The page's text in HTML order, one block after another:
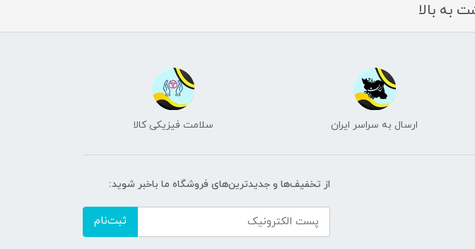
به بالا
ارسال به سراسر ایران سلامت فیزیکی کالا
از تخفیف‌ها و جدیدترین‌های فروشگاه ما باخبر شوید:
ثبت‌نام